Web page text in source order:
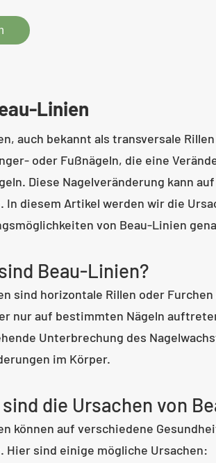
Linien
auch bekannt als transversale
oder Fußnägeln, die eine
Diese Nagelveränderung kann
In diesem Artikel werden wir die
von Beau-Linien
Beau-Linien?
sind horizontale Rillen oder
nur auf bestimmten Nägeln
Unterbrechung des
im Körper.
sind die Ursachen von
können auf verschiedene
Hier sind einige mögliche Ursachen: